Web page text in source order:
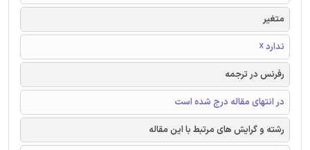
متغیر
ندارد ☓
رفرنس در ترجمه
در انتهای مقاله درج شده است
رشته و گرایش های مرتبط با این مقاله